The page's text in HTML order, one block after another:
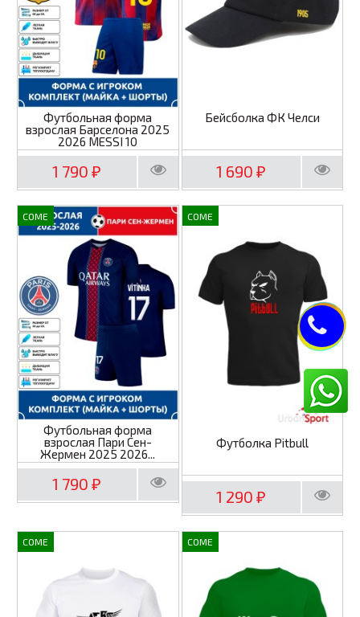
Футбольная форма
взрослая Барселона 2025
2026 MESSI 10
1 790₽
Бейсболка ФК Челси
1 690₽
COME
Футбольная форма
взрослая Пари Сен-
Жермен 2025 2026...
1 790₽
COME
Футболка Pitbull
1 290₽
COME COME